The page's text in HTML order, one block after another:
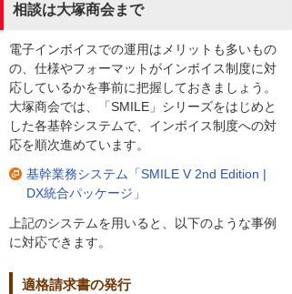
相談は大塚商会まで
電子インボイスでの運用はメリットも多いもの
の、仕様やフォーマットがインボイス制度に対
応しているかを事前に把握しておきましょう。
大塚商会では、「SMILE」シリーズをはじめと
した各基幹システムで、インボイス制度への対
応を順次進めています。
基幹業務システム「SMILE V 2nd Edition |
DX統合パッケージ」
上記のシステムを用いると、以下のような事例
に対応できます。
適格請求書の発行